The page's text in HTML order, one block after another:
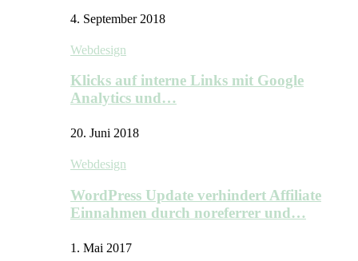
4. September 2018
Webdesign
Klicks auf interne Links mit Google
Analytics und…
20. Juni 2018
Webdesign
WordPress Update verhindert Affiliate
Einnahmen durch noreferrer und…
1. Mai 2017